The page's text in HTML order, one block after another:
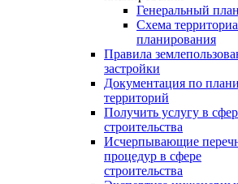
Генеральный план
Схема
планирования
Правила
застройки
Документация по
территорий
Получить услугу в
строительства
Исчерпывающие
процедур в сфере
строительства